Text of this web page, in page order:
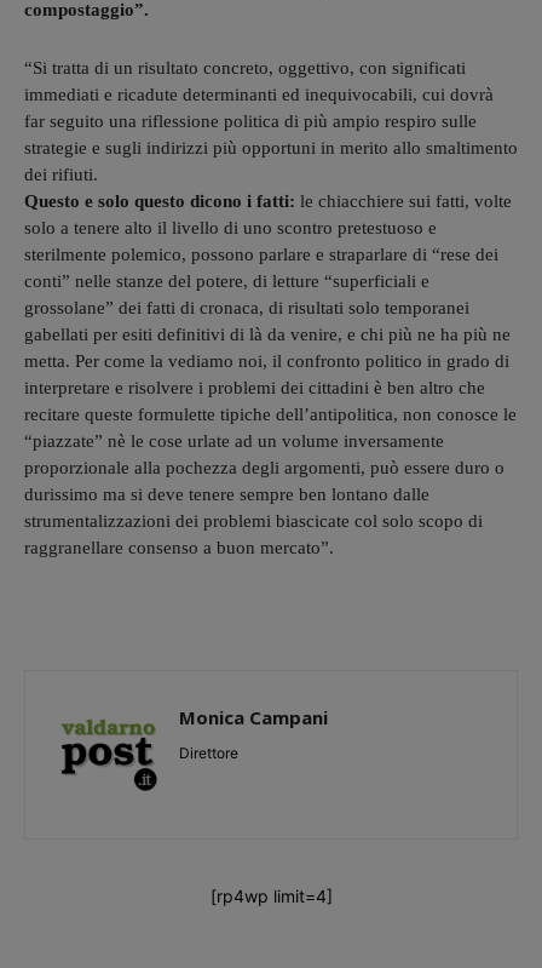
compostaggio”.
“Si tratta di un risultato concreto, oggettivo, con significati
immediati e ricadute determinanti ed inequivocabili, cui dovrà
far seguito una riflessione politica di più ampio respiro sulle
strategie e sugli indirizzi più opportuni in merito allo smaltimento
dei rifiuti.
Questo e solo questo dicono i fatti: le chiacchiere sui fatti, volte
solo a tenere alto il livello di uno scontro pretestuoso e
sterilmente polemico, possono parlare e straparlare di “rese dei
conti” nelle stanze del potere, di letture “superficiali e
grossolane” dei fatti di cronaca, di risultati solo temporanei
gabellati per esiti definitivi di là da venire, e chi più ne ha più ne
metta. Per come la vediamo noi, il confronto politico in grado di
interpretare e risolvere i problemi dei cittadini è ben altro che
recitare queste formulette tipiche dell’antipolitica, non conosce le
“piazzate” nè le cose urlate ad un volume inversamente
proporzionale alla pochezza degli argomenti, può essere duro o
durissimo ma si deve tenere sempre ben lontano dalle
strumentalizzazioni dei problemi biascicate col solo scopo di
raggranellare consenso a buon mercato”.
Monica Campani
Direttore
[rp4wp limit=4]